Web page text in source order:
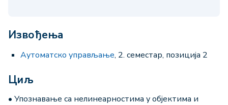
Извођења
Аутоматско управљање, 2. семестар, позиција 2
Циљ
• Упознавање са нелинеарностима у објектима и